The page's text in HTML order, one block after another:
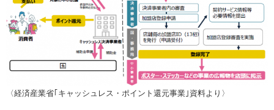
〈経済産業省｢キャッシュレス・ポイント還元事業｣資料より〉